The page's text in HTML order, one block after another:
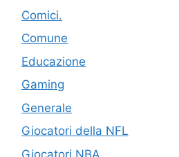
Comici.
Comune
Educazione
Gaming
Generale
Giocatori della NFL
Giocatori NBA